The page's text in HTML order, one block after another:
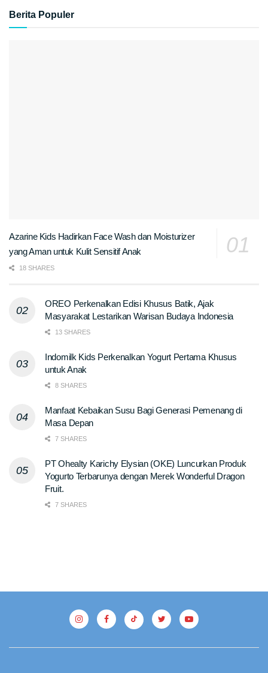
Berita Populer
Azarine Kids Hadirkan Face Wash dan Moisturizer
yang Aman untuk Kulit Sensitif Anak
18 SHARES
OREO Perkenalkan Edisi Khusus Batik, Ajak
Masyarakat Lestarikan Warisan Budaya Indonesia
13 SHARES
Indomilk Kids Perkenalkan Yogurt Pertama Khusus
untuk Anak
8 SHARES
Manfaat Kebaikan Susu Bagi Generasi Pemenang di
Masa Depan
7 SHARES
PT Ohealty Karichy Elysian (OKE) Luncurkan Produk
Yogurto Terbarunya dengan Merek Wonderful Dragon
Fruit.
7 SHARES